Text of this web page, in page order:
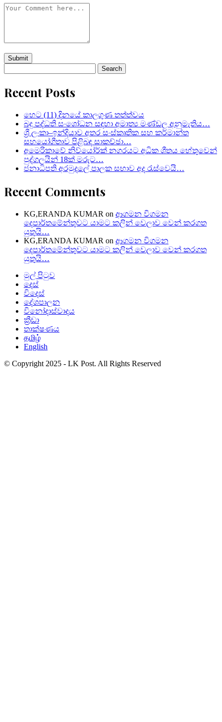
for:
Recent Posts
හෙට (11) දිනයේ කාලගුණ තත්ත්වය
බදු පද්ධති සංශෝධන සඳහා අමාත්‍ය මණ්ඩල අනුමැතිය…
ශ්‍රී ලංකා–ඉන්දියාව අතර සංස්කෘතික සහ කර්මාන්ත
සහයෝගීතාව පිළිබඳ සාකච්ඡා…
අමෙරිකාවේ නිව්යෝර්ක් නගරයට අධික ශීතය හේතුවෙන්
පුද්ගලයින් 18ක් මරුට…
ජනාධිපති අරමුදලේ පාලක සභාව අද රැස්වෙයි…
Recent Comments
KG,ERANDA KUMAR on ආගමන විගමන
දෙපාර්තමේන්තුවට යාමට කලින් වෙලාව වෙන් කරගත
යුතුයි…
KG,ERANDA KUMAR on ආගමන විගමන
දෙපාර්තමේන්තුවට යාමට කලින් වෙලාව වෙන් කරගත
යුතුයි…
මුල් පිටුව
දෙස්
විදෙස්
දේශපාලන
විනෝදාස්වාදය
ක්‍රීඩා
තාක්ෂණය
தமிழ்
English
© Copyright 2025 - LK Post. All Rights Reserved